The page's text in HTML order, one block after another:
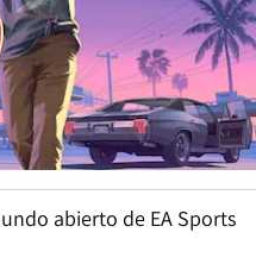
abierto de EA Sports